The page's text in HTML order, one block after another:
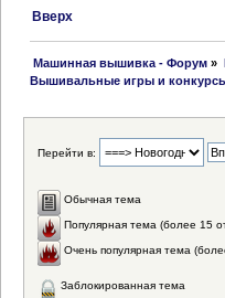
Вверх
Машинная вышивка - Форум »
Вышивальные игры и
Перейти в:
Обычная тема
Популярная тема (более 15
Очень популярная тема
Заблокированная тема